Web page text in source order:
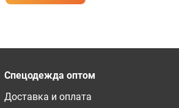
Спецодежда оптом
Доставка и оплата